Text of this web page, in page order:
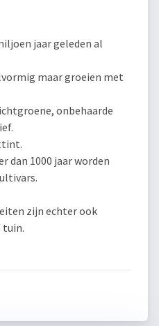
jaar geleden al
maar groeien met
onbehaarde
dan 1000 jaar worden
zijn echter ook
tuin.